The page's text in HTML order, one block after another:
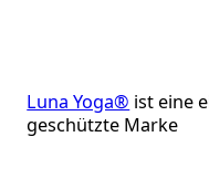
Luna Yoga® ist eine
geschützte Marke